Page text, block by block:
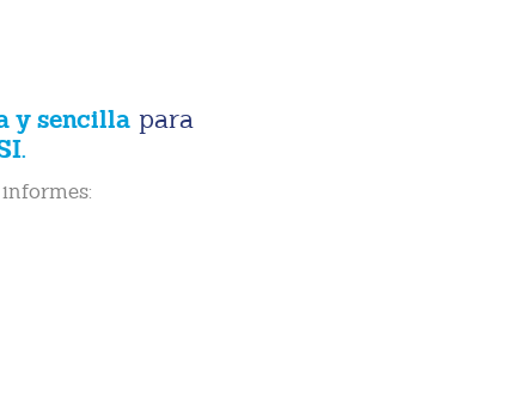
y sencillapara